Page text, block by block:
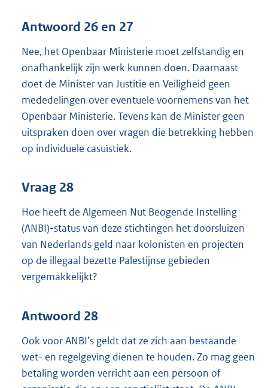
Antwoord 26 en 27
Nee, het Openbaar Ministerie moet zelfstandig en
onafhankelijk zijn werk kunnen doen. Daarnaast
doet de Minister van Justitie en Veiligheid geen
mededelingen over eventuele voornemens van het
Openbaar Ministerie. Tevens kan de Minister geen
uitspraken doen over vragen die betrekking hebben
op individuele casuïstiek.
Vraag 28
Hoe heeft de Algemeen Nut Beogende Instelling
(ANBI)-status van deze stichtingen het doorsluizen
van Nederlands geld naar kolonisten en projecten
op de illegaal bezette Palestijnse gebieden
vergemakkelijkt?
Antwoord 28
Ook voor ANBI’s geldt dat ze zich aan bestaande
wet- en regelgeving dienen te houden. Zo mag geen
betaling worden verricht aan een persoon of